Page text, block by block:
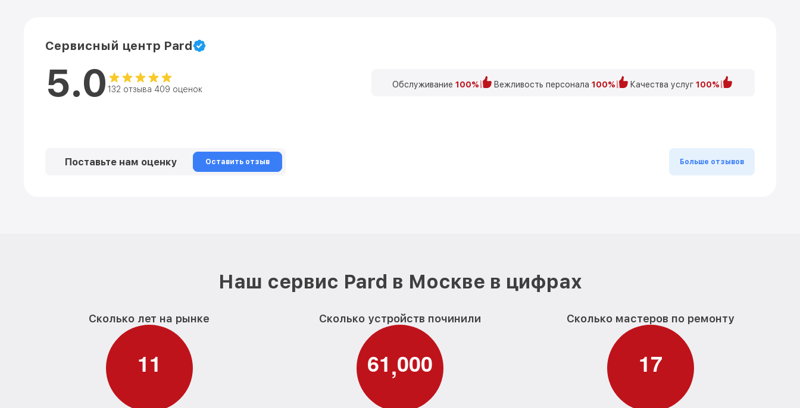
Сервисный центр Pard
5.0 132 отзыва 409 оценок Обслуживание 100% Вежливость персонала 100% Качества услуг 100%
Поставьте нам оценку Оставить отзыв Больше отзывов
Наш сервис Pard в Москве в цифрах
Сколько лет на рынке
11
Сколько устройств починили
61,000
Сколько мастеров по ремонту
17